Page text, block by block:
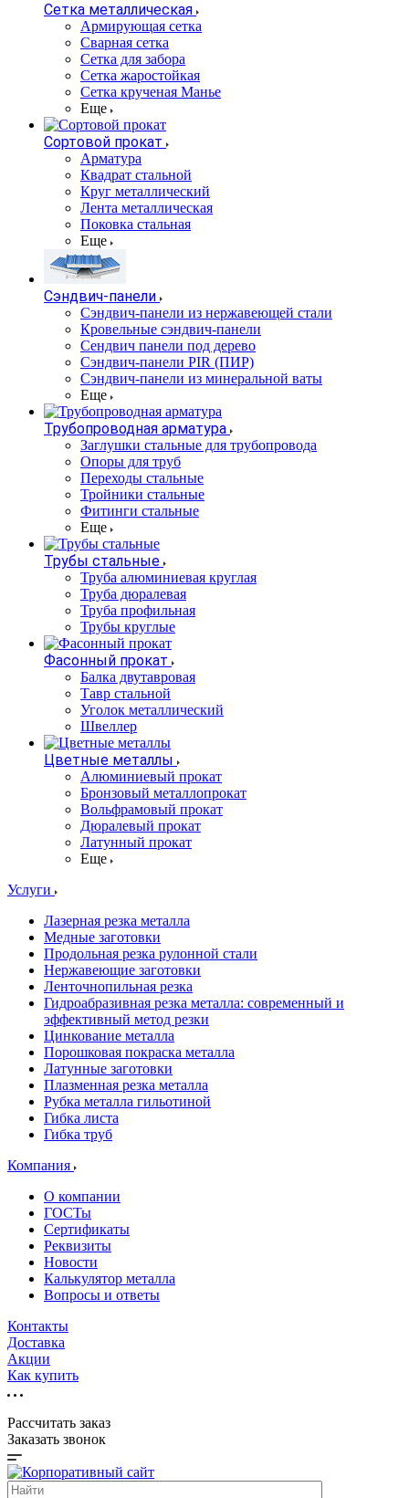
Сетка металлическая
Армирующая сетка
Сварная сетка
Сетка для забора
Сетка жаростойкая
Сетка крученая Манье
Еще
Сортовой прокат
Арматура
Квадрат стальной
Круг металлический
Лента металлическая
Поковка стальная
Еще
Сэндвич-панели
Cэндвич-панели из нержавеющей стали
Кровельные сэндвич-панели
Сендвич панели под дерево
Сэндвич-панели PIR (ПИР)
Сэндвич-панели из минеральной ваты
Еще
Трубопроводная арматура
Заглушки стальные для трубопровода
Опоры для труб
Переходы стальные
Тройники стальные
Фитинги стальные
Еще
Трубы стальные
Труба алюминиевая круглая
Труба дюралевая
Труба профильная
Трубы круглые
Фасонный прокат
Балка двутавровая
Тавр стальной
Уголок металлический
Швеллер
Цветные металлы
Алюминиевый прокат
Бронзовый металлопрокат
Вольфрамовый прокат
Дюралевый прокат
Латунный прокат
Еще
Услуги
Лазерная резка металла
Медные заготовки
Продольная резка рулонной стали
Нержавеющие заготовки
Ленточнопильная резка
Гидроабразивная резка металла: современный и
эффективный метод резки
Цинкование металла
Порошковая покраска металла
Латунные заготовки
Плазменная резка металла
Рубка металла гильотиной
Гибка листа
Гибка труб
Компания
О компании
ГОСТы
Сертификаты
Реквизиты
Новости
Калькулятор металла
Вопросы и ответы
Контакты
Доставка
Акции
Как купить
Рассчитать заказ
Заказать звонок